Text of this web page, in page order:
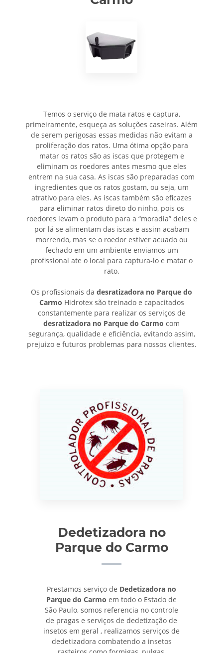
Temos o serviço de mata ratos e captura,
primeiramente, esqueça as soluções caseiras. Além
de serem perigosas essas medidas não evitam a
proliferação dos ratos. Uma ótima opção para
matar os ratos são as iscas que protegem e
eliminam os roedores antes mesmo que eles
entrem na sua casa. As iscas são preparadas com
ingredientes que os ratos gostam, ou seja, um
atrativo para eles. As iscas também são eficazes
para eliminar ratos direto do ninho, pois os
roedores levam o produto para a “moradia” deles e
por lá se alimentam das iscas e assim acabam
morrendo, mas se o roedor estiver acuado ou
fechado em um ambiente enviamos um
profissional ate o local para captura-lo e matar o
rato.
Os profissionais da desratizadora no Parque do
Carmo Hidrotex são treinado e capacitados
constantemente para realizar os serviços de
desratizadora no Parque do Carmo com
segurança, qualidade e eficiência, evitando assim,
prejuizo e futuros problemas para nossos clientes.
Dedetizadora no
Parque do Carmo
Prestamos serviço de Dedetizadora no
Parque do Carmo em todo o Estado de
São Paulo, somos referencia no controle
de pragas e serviços de dedetização de
insetos em geral , realizamos serviços de
dedetizadora combatendo a insetos